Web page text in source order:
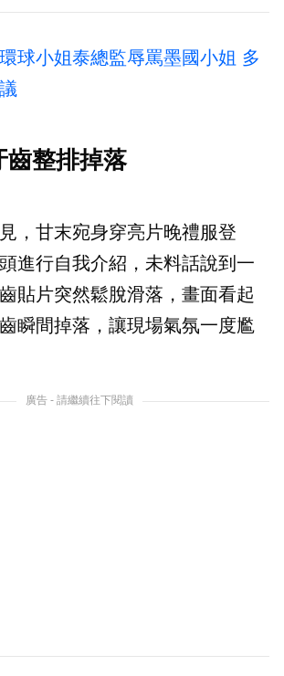
環球小姐泰總監辱罵墨國小姐 多
齒整排掉落
，甘末宛身穿亮片晚禮服登
進行自我介紹，未料話說到一
貼片突然鬆脫滑落，畫面看起
瞬間掉落，讓現場氣氛一度尷
廣告 - 請繼續往下閱讀